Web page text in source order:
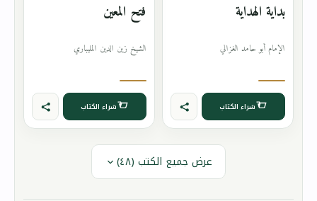
بداية الهداية
الإمام أبو حامد الغزالي
شراء الكتاب
فتح المعين
الشيخ زين الدين المليباري
شراء الكتاب
عرض جميع الكتب (٤٨)